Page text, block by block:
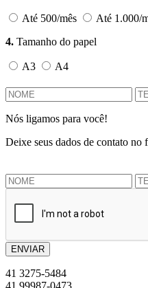
Até 500/mês Até 1.000/
4. Tamanho do papel
A3 A4
Nós ligamos para você!
Deixe seus dados de contato no
ENVIAR
41 3275-5484
41 99987-0473